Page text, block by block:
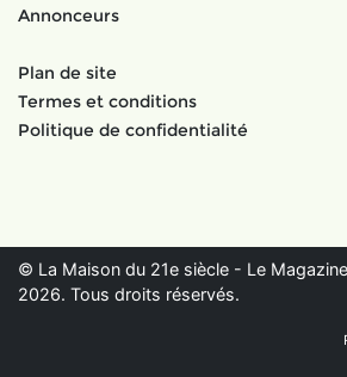
Annonceurs
Plan de site
Termes et conditions
Politique de confidentialité
© La Maison du 21e siècle - Le
2026. Tous droits réservés.